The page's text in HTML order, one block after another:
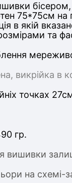
75*75см на
в якій
та
викрійка в
точках
гр.
вишивки
на схемі-